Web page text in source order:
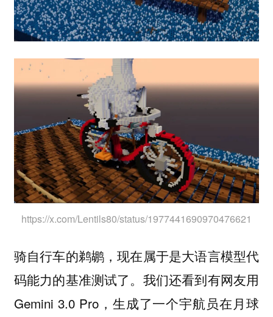
https://x.com/Lentils80/status/1977441690970476621
骑自行车的鹈鹕，现在属于是大语言模型代
码能力的基准测试了。我们还看到有网友用
Gemini 3.0 Pro，生成了一个宇航员在月球